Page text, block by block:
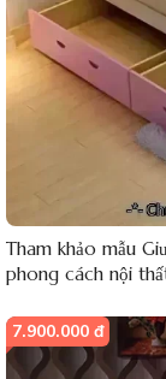
Tham khảo mẫu
phong cách nội
7.900.000 đ